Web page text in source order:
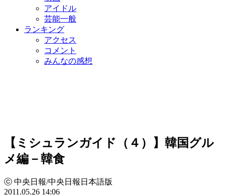
アイドル
芸能一般
ランキング
アクセス
コメント
みんなの感想
【ミシュランガイド（４）】韓国グル
メ編－韓食
ⓒ 中央日報/中央日報日本語版
2011.05.26 14:06